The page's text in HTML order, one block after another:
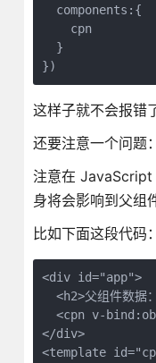
  components:{
    cpn
  }
这样子就不会报错
还要注意一个问题：
注意在 JavaScript
身将会影响到父组
比如下面这段代码：
<div id="app">
<h2>父组件数据
<cpn v-
</div>
<template